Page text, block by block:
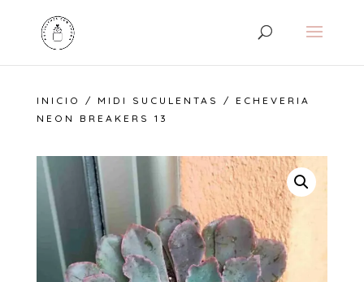
INICIO / MIDI SUCULENTAS
/ ECHEVERIA
NEON BREAKERS 13